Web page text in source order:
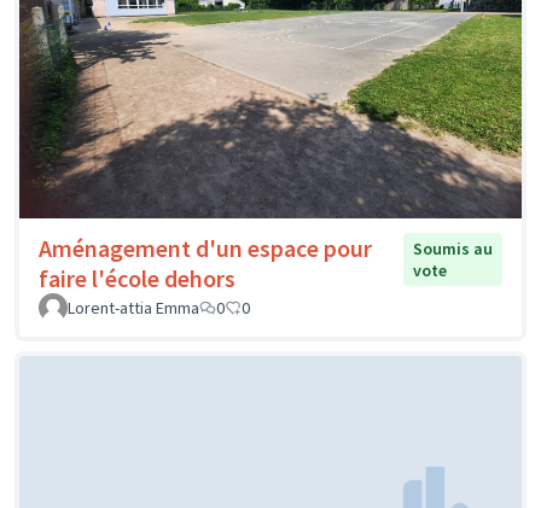
Aménagement d'un espace pour
faire l'école dehors
Soumis au
vote
Lorent-attia Emma
0 0